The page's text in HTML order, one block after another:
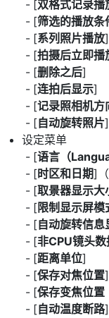
[双格式记录播
[筛选的播放条
[系列照片播放]
[拍摄后立即播
[删除之后]
[连拍后显示]
[记录照相机方
[自动旋转照片]
设定菜单
[语言（
[时区和日期]
[取景器显示大
[限制显示屏模
[自动旋转信息
[非CPU镜头数
[距离单位]
[保存对焦位置]
[保存变焦位置
[自动温度断路]